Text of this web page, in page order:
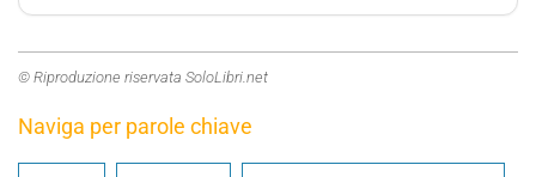
© Riproduzione riservata SoloLibri.net
Naviga per parole chiave